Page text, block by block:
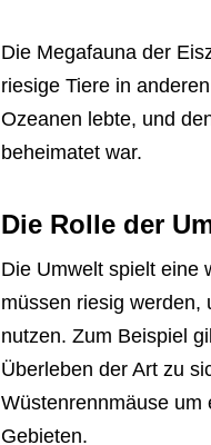
Die Megafauna der
riesige Tiere in
Ozeanen lebte, und
beheimatet war.
Die Rolle der
Die Umwelt spielt eine
müssen riesig werden,
nutzen. Zum Beispiel
Überleben der Art zu
Wüstenrennmäuse um
Gebieten.